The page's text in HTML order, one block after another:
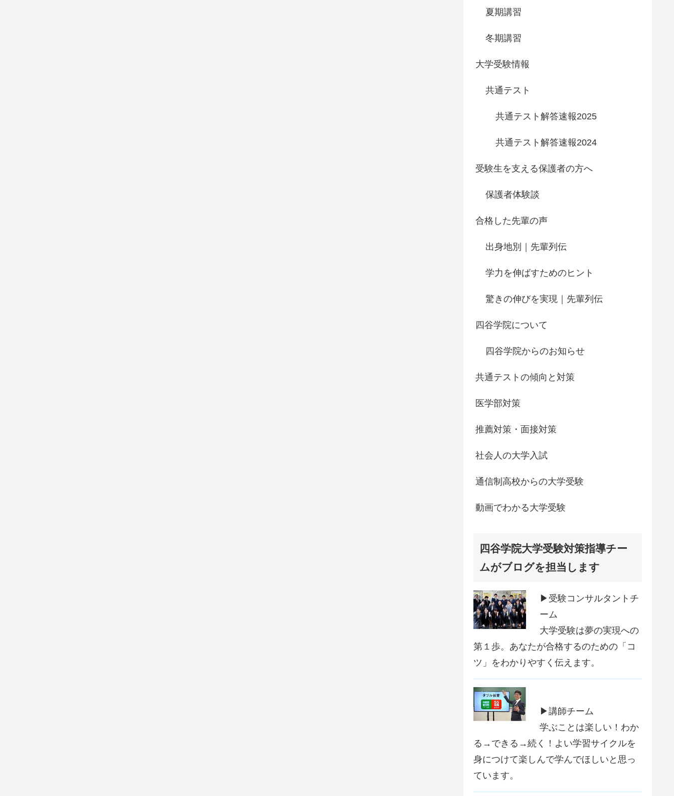
夏期講習
冬期講習
大学受験情報
共通テスト
共通テスト解答速報2025
共通テスト解答速報2024
受験生を支える保護者の方へ
保護者体験談
合格した先輩の声
出身地別｜先輩列伝
学力を伸ばすためのヒント
驚きの伸びを実現｜先輩列伝
四谷学院について
四谷学院からのお知らせ
共通テストの傾向と対策
医学部対策
推薦対策・面接対策
社会人の大学入試
通信制高校からの大学受験
動画でわかる大学受験
四谷学院大学受験対策指導チー
ムがブログを担当します
▶受験コンサルタントチ
ーム
大学受験は夢の実現への
第１歩。あなたが合格するのための「コ
ツ」をわかりやすく伝えます。
▶講師チーム
学ぶことは楽しい！わか
る→できる→続く！よい学習サイクルを
身につけて楽しんで学んでほしいと思っ
ています。